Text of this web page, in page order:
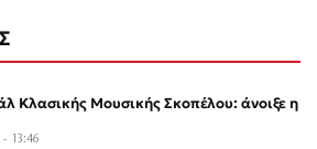
Κλασικής Μουσικής Σκοπέλου: άνοιξε η
13:46